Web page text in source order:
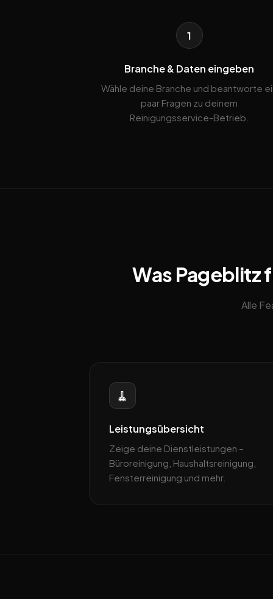
1
Branche & Daten eingeben
Wähle deine Branche und beantworte
paar Fragen zu deinem
Reinigungsservice-Betrieb.
Was Pageblitz
Alle
🧹
Leistungsübersicht
Zeige deine Dienstleistungen –
Büroreinigung, Haushaltsreinigung,
Fensterreinigung und mehr.